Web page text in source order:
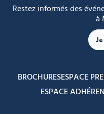
Restez informés des
à
BROCHURESESPACE
ESPACE